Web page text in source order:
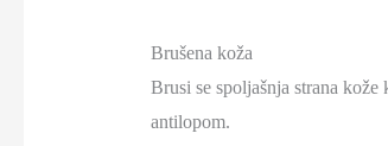
Brušena koža
Brusi se spoljašnja strana
antilopom.